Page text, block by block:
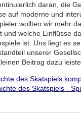
daran, die
auf moderne und
wollten wir mehr
und welche Einflüsse
ist. Uns liegt es
unserer
Beitrag dazu
des Skatspiels
des Skatspiels -